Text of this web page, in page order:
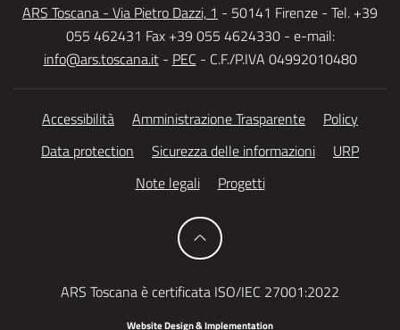
ARS Toscana - Via Pietro Dazzi, 1 - 50141 Firenze - Tel. +39
055 462431 Fax +39 055 4624330 - e-mail:
info@ars.toscana.it- PEC - C.F./P.IVA 04992010480
Accessibilità Amministrazione Trasparente
Policy
Data protection
Sicurezza delle informazioni
URP
Note legali
Progetti
ARS Toscana è certificata ISO/IEC 27001:2022
Website Design & Implementation